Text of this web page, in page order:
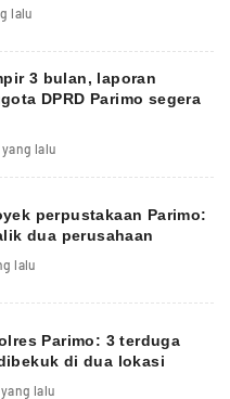
lalu
3 bulan, laporan
DPRD Parimo segera
lalu
perpustakaan Parimo:
dua perusahaan
lalu
Parimo: 3 terduga
di dua lokasi
lalu